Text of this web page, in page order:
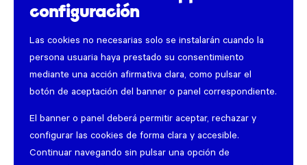
configuración
Las cookies no necesarias solo se instalarán cuando la
persona usuaria haya prestado su consentimiento
mediante una acción afirmativa clara, como pulsar el
botón de aceptación del banner o panel correspondiente.
El banner o panel deberá permitir aceptar, rechazar y
configurar las cookies de forma clara y accesible.
Continuar navegando sin pulsar una opción de